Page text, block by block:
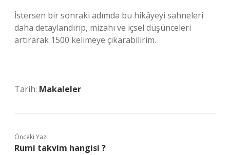
İstersen bir sonraki adımda bu hikâyeyi sahneleri
daha detaylandırıp, mizahı ve içsel düşünceleri
artırarak 1500 kelimeye çıkarabilirim.
Tarih: Makaleler
Önceki Yazı
Rumi takvim hangisi ?